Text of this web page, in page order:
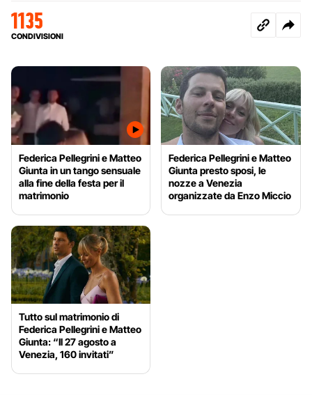
1135
CONDIVISIONI
Federica Pellegrini e Matteo
Giunta in un tango sensuale
alla fine della festa per il
matrimonio
Federica Pellegrini e Matteo
Giunta presto sposi, le
nozze a Venezia
organizzate da Enzo Miccio
Tutto sul matrimonio di
Federica Pellegrini e Matteo
Giunta: “Il 27 agosto a
Venezia, 160 invitati”